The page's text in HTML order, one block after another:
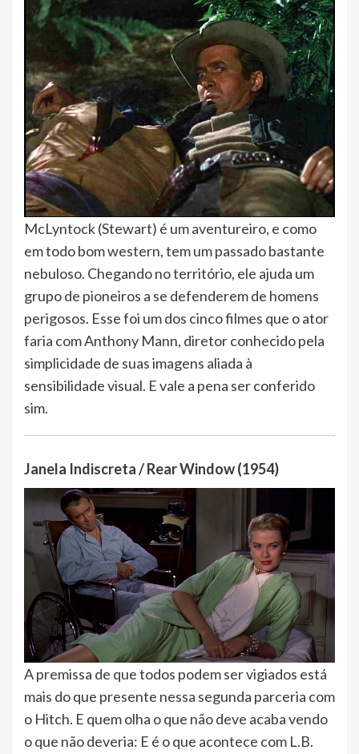
McLyntock (Stewart) é um aventureiro, e como
em todo bom western, tem um passado bastante
nebuloso. Chegando no território, ele ajuda um
grupo de pioneiros a se defenderem de homens
perigosos. Esse foi um dos cinco filmes que o ator
faria com Anthony Mann, diretor conhecido pela
simplicidade de suas imagens aliada à
sensibilidade visual. E vale a pena ser conferido
sim.
Janela Indiscreta / Rear Window (1954)
A premissa de que todos podem ser vigiados está
mais do que presente nessa segunda parceria com
o Hitch. E quem olha o que não deve acaba vendo
o que não deveria: E é o que acontece com L.B.